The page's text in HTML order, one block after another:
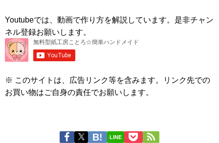
Youtubeでは、動画で作り方を解説しています。是非チャン
ネル登録お願いします。
※ このサイトは、広告リンク等を含みます。リンク先での
お買い物はご自身の責任でお願いします。
LINE